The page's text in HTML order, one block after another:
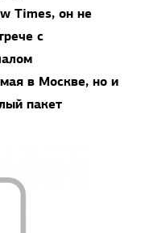
Times, он не
с
в Москве, но и
пакет